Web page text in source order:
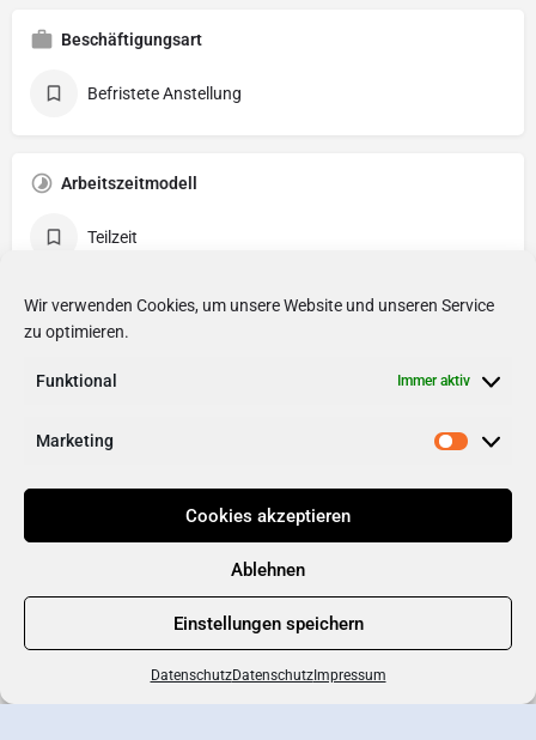
Wir verwenden Cookies, um unsere Website und unseren Service
zu optimieren.
Funktional Immer aktiv
Marketing
Cookies akzeptieren
Ablehnen
Einstellungen speichern
DatenschutzDatenschutzImpressum
Beschäftigungsart
Befristete Anstellung
Arbeitszeitmodell
Teilzeit
Gehalt
pro Jahr